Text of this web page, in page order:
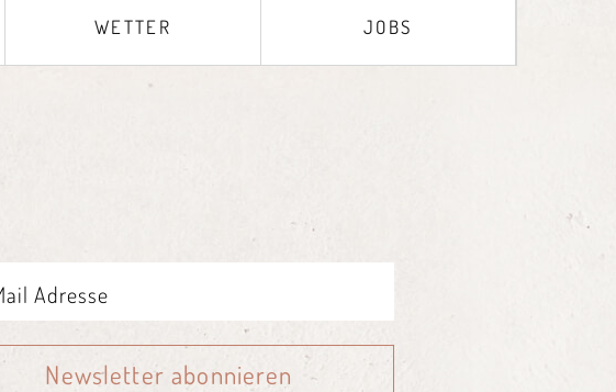
WETTER JOBS
Newsletter abonnieren